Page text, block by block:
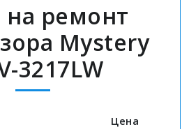
ремонт
Mystery
3217LW
Цена